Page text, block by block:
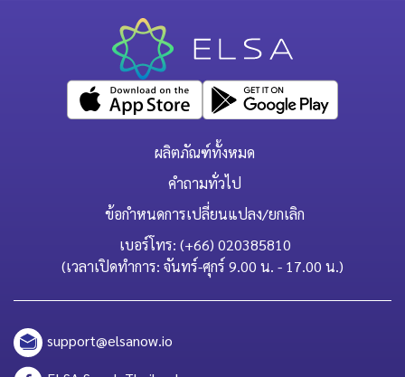
ผลิตภัณฑ์ทั้งหมด
คำถามทั่วไป
ข้อกำหนดการเปลี่ยนแปลง/ยกเลิก
เบอร์โทร: (+66) 020385810
(เวลาเปิดทำการ: จันทร์-ศุกร์ 9.00 น. - 17.00 น.)
support@elsanow.io